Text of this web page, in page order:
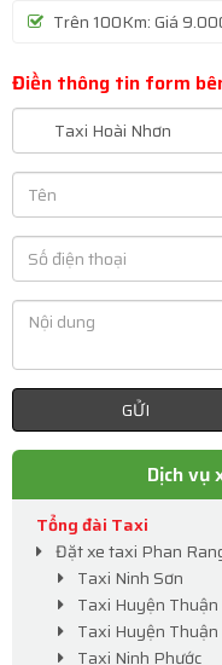
Trên 100Km: Giá
Điền thông tin form
GỬI
Dịch vụ
Tổng đài Taxi
Đặt xe taxi Phan
Taxi Ninh Sơn
Taxi Huyện Thuận
Taxi Huyện Thuận
Taxi Ninh Phước